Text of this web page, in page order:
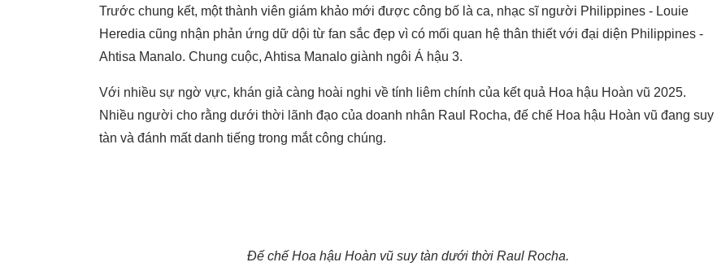
Trước chung kết, một thành viên giám khảo mới được công bố là ca, nhạc sĩ người Philippines - Louie
Heredia cũng nhận phản ứng dữ dội từ fan sắc đẹp vì có mối quan hệ thân thiết với đại diện Philippines -
Ahtisa Manalo. Chung cuộc, Ahtisa Manalo giành ngôi Á hậu 3.
Với nhiều sự ngờ vực, khán giả càng hoài nghi về tính liêm chính của kết quả Hoa hậu Hoàn vũ 2025.
Nhiều người cho rằng dưới thời lãnh đạo của doanh nhân Raul Rocha, đế chế Hoa hậu Hoàn vũ đang suy
tàn và đánh mất danh tiếng trong mắt công chúng.
Đế chế Hoa hậu Hoàn vũ suy tàn dưới thời Raul Rocha.